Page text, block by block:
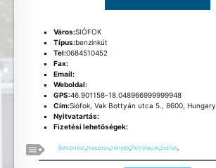
Város:SIÓFOK
Típus:benzinkút
Tel:0684510452
Fax:
Email:
Weboldal:
GPS:46.901158-18.048966999999948
Cím:Siófok, Vak Bottyán utca 5., 8600, Hungary
Nyitvatartás:
Fizetési lehetõségek:
Benzinkút ,Hasznos ,Helyek ,Petróleum ,Siófok